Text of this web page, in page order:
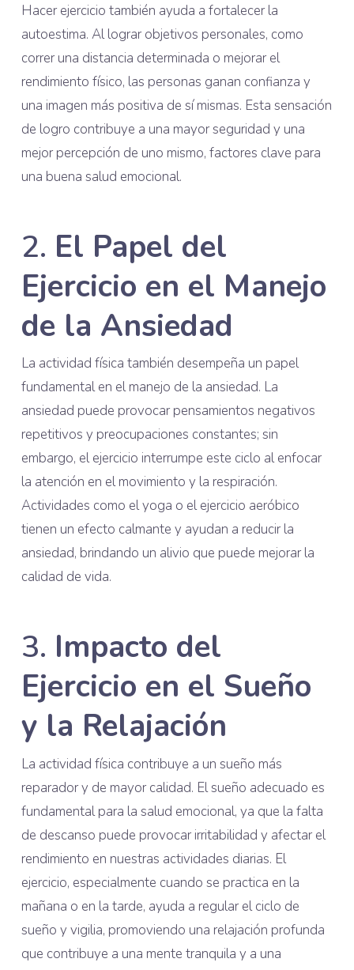
Hacer ejercicio también ayuda a fortalecer la
autoestima. Al lograr objetivos personales, como
correr una distancia determinada o mejorar el
rendimiento físico, las personas ganan confianza y
una imagen más positiva de sí mismas. Esta sensación
de logro contribuye a una mayor seguridad y una
mejor percepción de uno mismo, factores clave para
una buena salud emocional.
2. El Papel del
Ejercicio en el Manejo
de la Ansiedad
La actividad física también desempeña un papel
fundamental en el manejo de la ansiedad. La
ansiedad puede provocar pensamientos negativos
repetitivos y preocupaciones constantes; sin
embargo, el ejercicio interrumpe este ciclo al enfocar
la atención en el movimiento y la respiración.
Actividades como el yoga o el ejercicio aeróbico
tienen un efecto calmante y ayudan a reducir la
ansiedad, brindando un alivio que puede mejorar la
calidad de vida.
3. Impacto del
Ejercicio en el Sueño
y la Relajación
La actividad física contribuye a un sueño más
reparador y de mayor calidad. El sueño adecuado es
fundamental para la salud emocional, ya que la falta
de descanso puede provocar irritabilidad y afectar el
rendimiento en nuestras actividades diarias. El
ejercicio, especialmente cuando se practica en la
mañana o en la tarde, ayuda a regular el ciclo de
sueño y vigilia, promoviendo una relajación profunda
que contribuye a una mente tranquila y a una